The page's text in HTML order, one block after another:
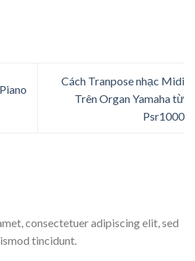
Cách Tranpose nhạc Midi
Trên Organ Yamaha từ
Psr1000
consectetuer adipiscing elit, sed
tincidunt.